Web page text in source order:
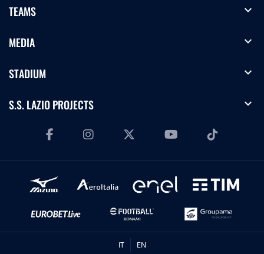
TEAMS expand_more
MEDIA expand_more
STADIUM expand_more
S.S. LAZIO PROJECTS expand_more
IT EN